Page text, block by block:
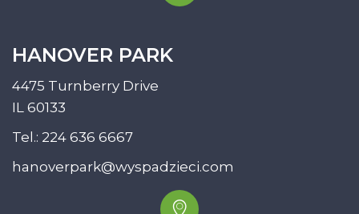
HANOVER PARK
4475 Turnberry Drive
IL 60133
Tel.: 224 636 6667
hanoverpark@wyspadzieci.com